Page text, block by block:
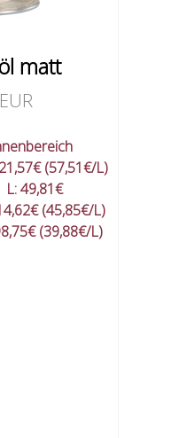
matt
(57,51€/L)
49,81€
(45,85€/L)
(39,88€/L)